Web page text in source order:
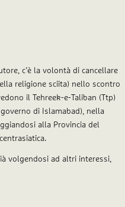
c’è la volontà di cancellare
religione sciita) nello scontro
il Tehreek-e-Taliban (Ttp)
di Islamabad), nella
alla Provincia del
volgendosi ad altri interessi,